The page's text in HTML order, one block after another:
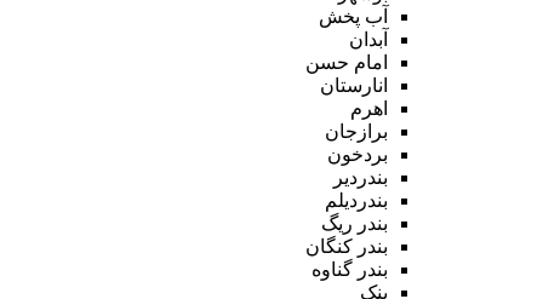
آب پخش
آبدان
امام حسن
انارستان
اهرم
برازجان
بردخون
بندردیر
بندردیلم
بندر ریگ
بندر کنگان
بندر گناوه
بنک